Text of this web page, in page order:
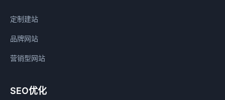
定制建站
品牌网站
营销型网站
SEO优化